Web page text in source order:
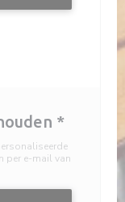
*
per e-mail van